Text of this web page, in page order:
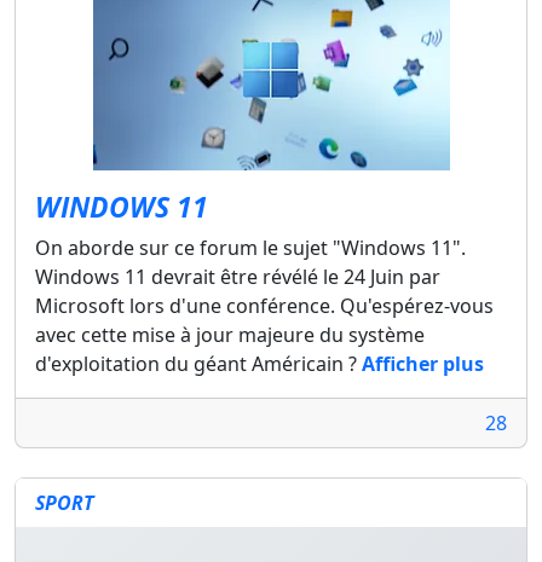
WINDOWS 11
On aborde sur ce forum le sujet "Windows 11".
Windows 11 devrait être révélé le 24 Juin par
Microsoft lors d'une conférence. Qu'espérez-vous
avec cette mise à jour majeure du système
d'exploitation du géant Américain ?Afficher plus
28
SPORT